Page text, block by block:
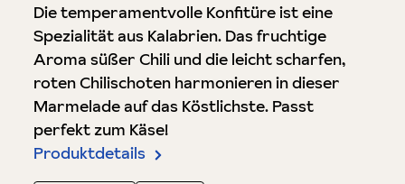
Die temperamentvolle Konfitüre ist eine
Spezialität aus Kalabrien. Das fruchtige
Aroma süßer Chili und die leicht scharfen,
roten Chilischoten harmonieren in dieser
Marmelade auf das Köstlichste. Passt
perfekt zum Käse!
Produktdetails